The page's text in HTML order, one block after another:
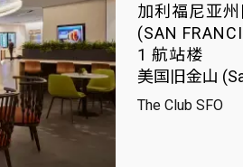
加利福尼亚
(SAN
1 航站楼
美国旧金山
The Club SFO